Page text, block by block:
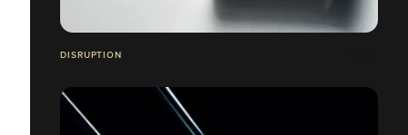
DISRUPTION